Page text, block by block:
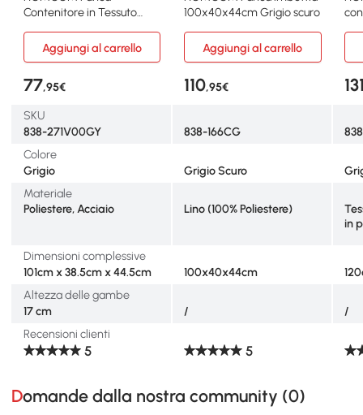
Contenitore in Tessuto
100x40x44cm Grigio scuro
Aggiungi al carrello
Aggiungi al carrello
77,95€ 110,95€
SKU
838-271V00GY
838-166CG
Colore
Grigio
Grigio Scuro
Materiale
Poliestere, Acciaio
Lino (100% Poliestere)
in
Dimensioni complessive
101cm x 38.5cm x 44.5cm
100x40x44cm
Altezza delle gambe
17 cm
/
/
Recensioni clienti
5 5
Domande dalla nostra community (0)